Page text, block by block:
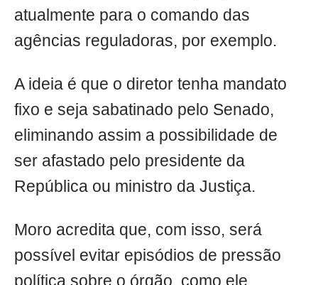
atualmente para o comando das
agências reguladoras, por exemplo.
A ideia é que o diretor tenha mandato
fixo e seja sabatinado pelo Senado,
eliminando assim a possibilidade de
ser afastado pelo presidente da
República ou ministro da Justiça.
Moro acredita que, com isso, será
possível evitar episódios de pressão
política sobre o órgão, como ele